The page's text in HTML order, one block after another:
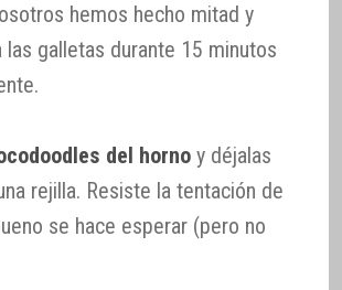
hemos hecho mitad y
las galletas durante 15 minutos
del horno y déjalas
rejilla. Resiste la tentación de
se hace esperar (pero no